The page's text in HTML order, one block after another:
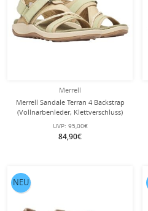
Merrell
Merrell Sandale Terran 4 Backstrap
(Vollnarbenleder, Klettverschluss)
beige Damen
UVP: 95,00€
84,90€
NEU